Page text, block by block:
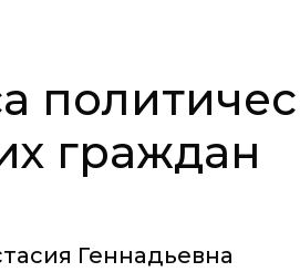
граждан
Геннадьевна